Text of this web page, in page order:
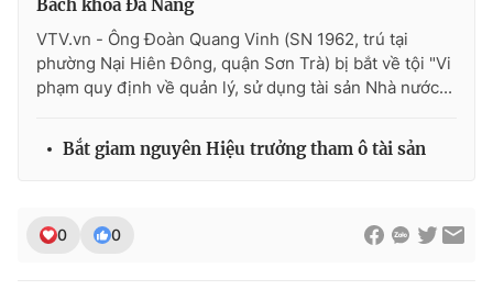
Bách khoa Đà Nẵng
VTV.vn - Ông Đoàn Quang Vinh (SN 1962, trú tại
phường Nại Hiên Đông, quận Sơn Trà) bị bắt về tội "Vi
phạm quy định về quản lý, sử dụng tài sản Nhà nước...
Bắt giam nguyên Hiệu trưởng tham ô tài sản
0 0